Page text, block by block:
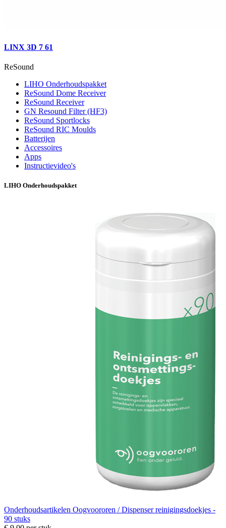
LINX 3D 7 61
ReSound
LIHO Onderhoudspakket
ReSound Dome Receiver
ReSound Receiver
GN Resound Filter (HF3)
ReSound Sportlocks
ReSound RIC Moulds
Batterijen
Accessoires
Apps
Instructievideo's
LIHO Onderhoudspakket
Onderhoudsartikelen Oogvoororen / Dispenser reinigingsdoekjes -
90 stuks